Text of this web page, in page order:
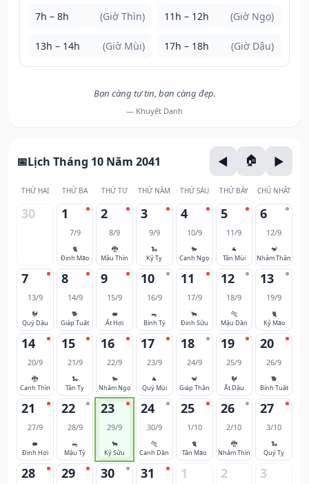
7h – 8h (Giờ Thìn) 11h – 12h (Giờ Ngọ)
13h – 14h (Giờ Mùi) 17h – 18h (Giờ Dậu)
Bạn càng tự tin, bạn càng đẹp.
— Khuyết Danh
Lịch Tháng 10 Năm 2041
THỨ HAI THỨ BA THỨ TƯ THỨ NĂM THỨ SÁU THỨ BẢY CHỦ NHẬT
30 1
7/9
🐈
Đinh Mão
2
8/9
🐉
Mậu Thìn
3
9/9
🐍
Kỷ Tỵ
4
10/9
🐎
Canh Ngọ
5
11/9
🐐
Tân Mùi
6
12/9
🐒
Nhâm Thân
7
13/9
🐓
Quý Dậu
8
14/9
🐕
Giáp Tuất
9
15/9
🐖
Ất Hợi
10
16/9
🐀
Bính Tý
11
17/9
🐂
Đinh Sửu
12
18/9
🐅
Mậu Dần
13
19/9
🐈
Kỷ Mão
14
20/9
🐉
Canh Thìn
15
21/9
🐍
Tân Tỵ
16
22/9
🐎
Nhâm Ngọ
17
23/9
🐐
Quý Mùi
18
24/9
🐒
Giáp Thân
19
25/9
🐓
Ất Dậu
20
26/9
🐕
Bính Tuất
21
27/9
🐖
Đinh Hợi
22
28/9
🐀
Mậu Tý
23
29/9
🐂
Kỷ Sửu
24
30/9
🐅
Canh Dần
25
1/10
🐈
Tân Mão
26
2/10
🐉
Nhâm Thìn
27
3/10
🐍
Quý Tỵ
28 29 30 31 1 2 3